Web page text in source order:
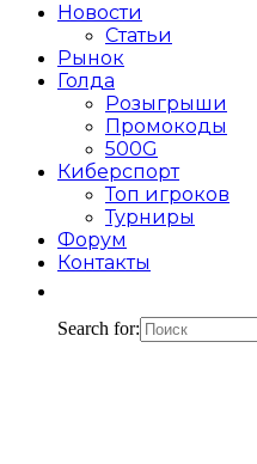
Новости
Статьи
Рынок
Голда
Розыгрыши
Промокоды
500G
Киберспорт
Топ игроков
Турниры
Форум
Контакты
Search for: